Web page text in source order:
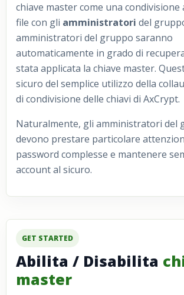
chiave master come una condivisione
file con gli amministratori del
amministratori del gruppo saranno
automaticamente in grado di
stata applicata la chiave master.
sicuro del semplice utilizzo della
di condivisione delle chiavi di AxCrypt.
Naturalmente, gli amministratori del
devono prestare particolare
password complesse e mantenere
account al sicuro.
GET STARTED
Abilita / Disabilita
master